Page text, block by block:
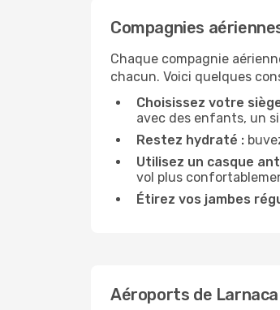
Compagnies
Chaque compagnie
chacun. Voici quelques
Choisissez votre
avec des enfants, un
Restez hydraté :
Utilisez un casque
vol plus
Étirez vos jambes
Aéroports de